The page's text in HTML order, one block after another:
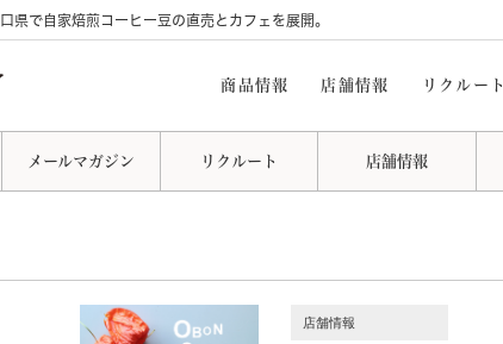
県で自家焙煎コーヒー豆の直売とカフェを展開。
商品情報 店舗情報 リクルート
メールマガジン リクルート 店舗情報
店舗情報